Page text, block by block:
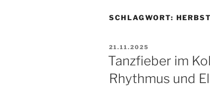
SCHLAGWORT: HERBST
VERÖFFENTLICHT
AM
21.11.2025
Tanzfieber im
Rhythmus und